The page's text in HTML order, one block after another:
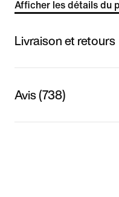
Afficher les détails du
Livraison et retours
Avis (738)